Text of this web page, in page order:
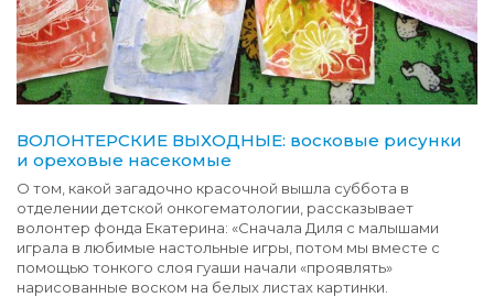
ВОЛОНТЕРСКИЕ ВЫХОДНЫЕ: восковые рисунки
и ореховые насекомые
О том, какой загадочно красочной вышла суббота в
отделении детской онкогематологии, рассказывает
волонтер фонда Екатерина: «Сначала Диля с малышами
играла в любимые настольные игры, потом мы вместе с
помощью тонкого слоя гуаши начали «проявлять»
нарисованные воском на белых листах картинки.